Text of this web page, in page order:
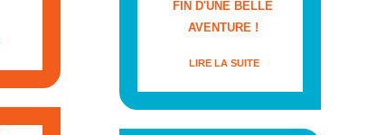
FIN D'UNE BELLE
AVENTURE !
LIRE LA SUITE